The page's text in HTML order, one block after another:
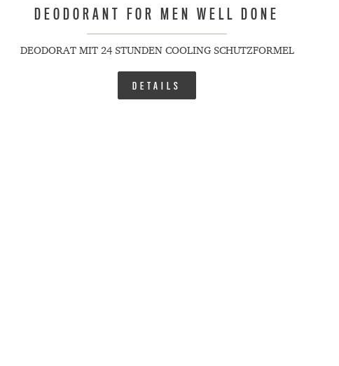
DEODORANT FOR MEN WELL DONE
DEODORAT MIT 24 STUNDEN COOLING SCHUTZFORMEL
DETAILS